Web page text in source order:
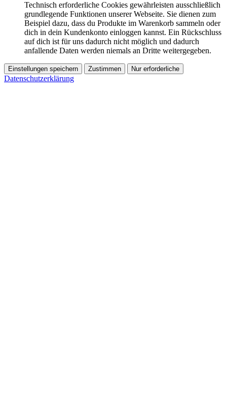
Technisch erforderliche Cookies gewährleisten ausschließlich
grundlegende Funktionen unserer Webseite. Sie dienen zum
Beispiel dazu, dass du Produkte im Warenkorb sammeln oder
dich in dein Kundenkonto einloggen kannst. Ein Rückschluss
auf dich ist für uns dadurch nicht möglich und dadurch
anfallende Daten werden niemals an Dritte weitergegeben.
Einstellungen speichern Zustimmen Nur erforderliche
Datenschutzerklärung